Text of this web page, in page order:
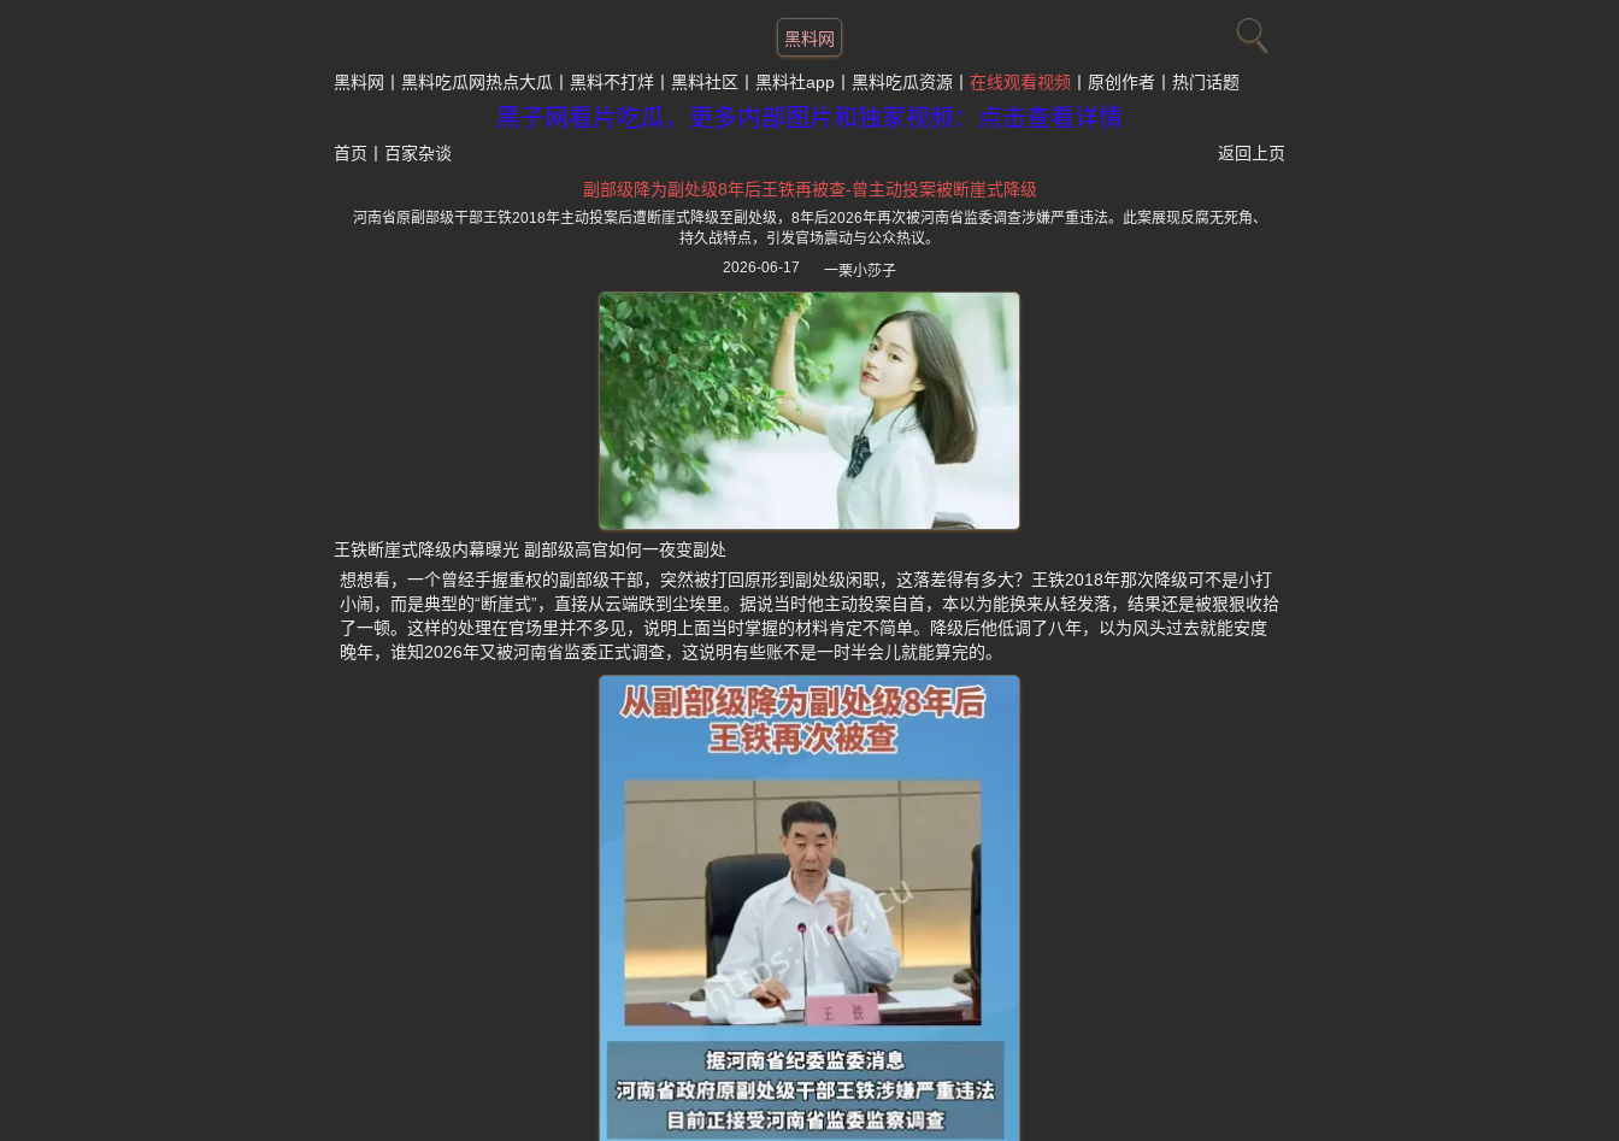
黑料网
黑料网 黑料吃瓜网热点大瓜 黑料不打烊 黑料社区 黑料社app 黑料吃瓜资源 在线观看视频 原创作者 热门话题
黑子网看片吃瓜，更多内部图片和独家视频：点击查看详情
首页 百家杂谈
返回上页
副部级降为副处级8年后王铁再被查-曾主动投案被断崖式降级
河南省原副部级干部王铁2018年主动投案后遭断崖式降级至副处级，8年后2026年再次被河南省监委调查涉嫌严重违法。此案展现反腐无死角、
持久战特点，引发官场震动与公众热议。
2026-06-17
一栗小莎子
王铁断崖式降级内幕曝光 副部级高官如何一夜变副处
想想看，一个曾经手握重权的副部级干部，突然被打回原形到副处级闲职，这落差得有多大？王铁2018年那次降级可不是小打
小闹，而是典型的“断崖式”，直接从云端跌到尘埃里。据说当时他主动投案自首，本以为能换来从轻发落，结果还是被狠狠收拾
了一顿。这样的处理在官场里并不多见，说明上面当时掌握的材料肯定不简单。降级后他低调了八年，以为风头过去就能安度
晚年，谁知2026年又被河南省监委正式调查，这说明有些账不是一时半会儿就能算完的。